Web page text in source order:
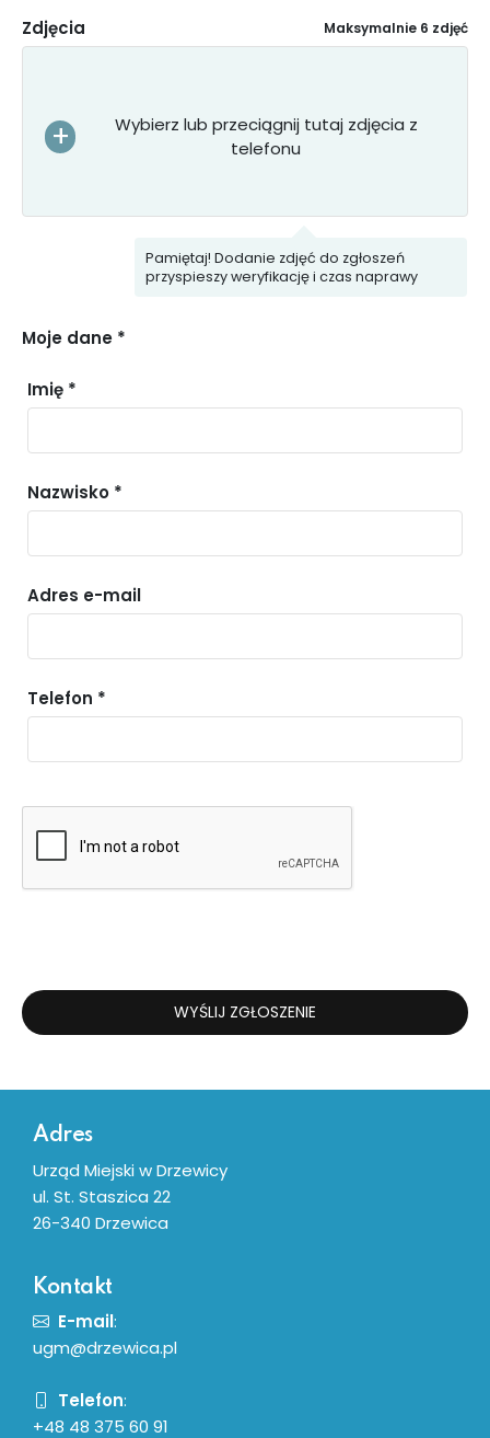
Zdjęcia Maksymalnie 6 zdjęć
Pamiętaj! Dodanie zdjęć do zgłoszeń
przyspieszy weryfikację i czas naprawy
Wybierz lub przeciągnij tutaj zdjęcia z
telefonu
Moje dane *
Imię *
Nazwisko *
Adres e-mail
Telefon *
WYŚLIJ ZGŁOSZENIE
Adres
Urząd Miejski w Drzewicy
ul. St. Staszica 22
26-340 Drzewica
Kontakt
E-mail:
ugm@drzewica.pl
Telefon:
+48 48 375 60 91